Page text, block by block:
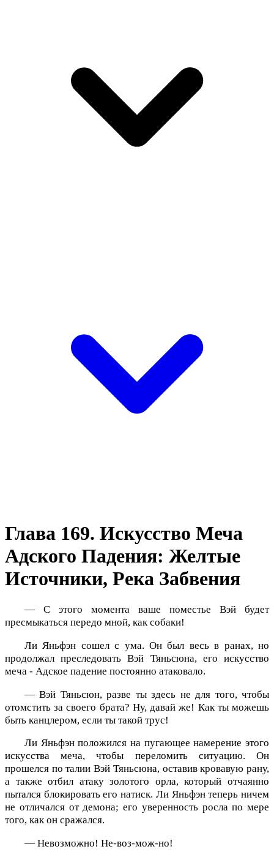
Глава 169. Искусство Меча
Адского Падения: Желтые
Источники, Река Забвения
— С этого момента ваше поместье Вэй будет
пресмыкаться передо мной, как собаки!
Ли Яньфэн сошел с ума. Он был весь в ранах, но
продолжал преследовать Вэй Тяньсюна, его искусство
меча - Адское падение постоянно атаковало.
— Вэй Тяньсюн, разве ты здесь не для того, чтобы
отомстить за своего брата? Ну, давай же! Как ты можешь
быть канцлером, если ты такой трус!
Ли Яньфэн положился на пугающее намерение этого
искусства меча, чтобы переломить ситуацию. Он
прошелся по талии Вэй Тяньсюна, оставив кровавую рану,
а также отбил атаку золотого орла, который отчаянно
пытался блокировать его натиск. Ли Яньфэн теперь ничем
не отличался от демона; его уверенность росла по мере
того, как он сражался.
— Невозможно! Не-воз-мож-но!